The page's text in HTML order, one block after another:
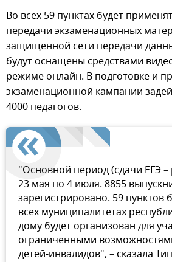
Во всех 59 пунктах будет
передачи экзаменационных
защищенной сети передачи
будут оснащены средствами
режиме онлайн. В подготовке и
экзаменационной кампании
4000 педагогов.
"Основной период (сдачи ЕГЭ –
23 мая по 4 июля. 8855
зарегистрировано. 59 пунктов
всех муниципалитетах
дому будет организован для
ограниченными
детей-инвалидов", – сказала